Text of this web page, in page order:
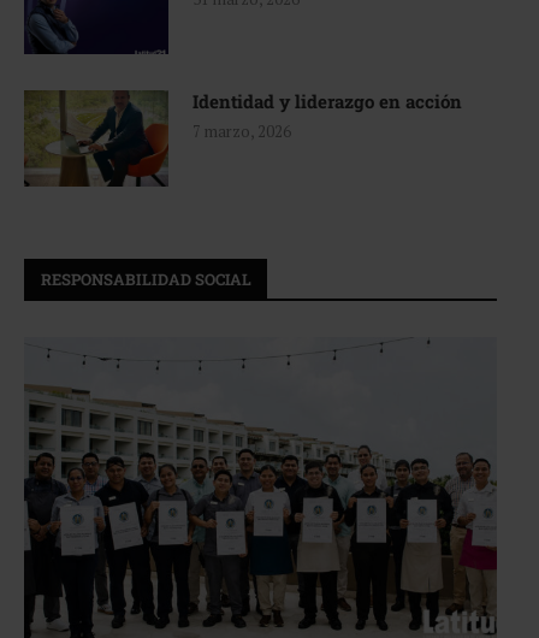
Identidad y liderazgo en acción
7 marzo, 2026
RESPONSABILIDAD SOCIAL